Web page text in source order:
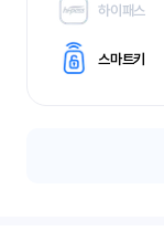
하이패스
스마트키